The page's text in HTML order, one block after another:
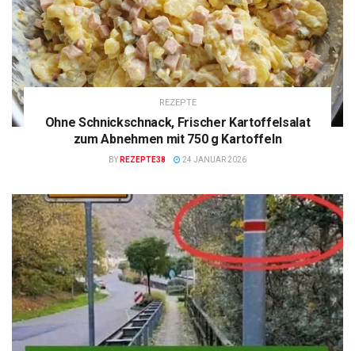
REZEPTE
Ohne Schnickschnack, Frischer Kartoffelsalat
zum Abnehmen mit 750 g Kartoffeln
BY REZEPTE38 24 JANUAR 2026